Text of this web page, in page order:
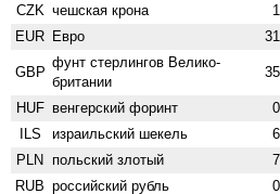
CZK чешская крона
EUR Евро
GBP
фунт стерлингов Велико­
британии
HUF венгерский форинт
ILS израильский шекель
PLN польский злотый
RUB российский рубль